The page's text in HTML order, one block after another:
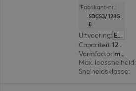
Fabrikant-nr.:
SDCS3/128G
B
Uitvoering: Europa
Capaciteit:
128 GB
Vormfactor:
microSDXC
Max. leessnelheid:
Snelheidsklasse: